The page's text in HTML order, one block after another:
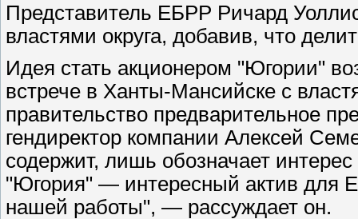
Представитель ЕБРР Ричард
властями округа, добавив, что
Идея стать акционером "Югории"
встрече в Ханты-Мансийске с
правительство предварительное
гендиректор компании Алексей
содержит, лишь обозначает
"Югория" — интересный актив для
нашей работы", — рассуждает он.